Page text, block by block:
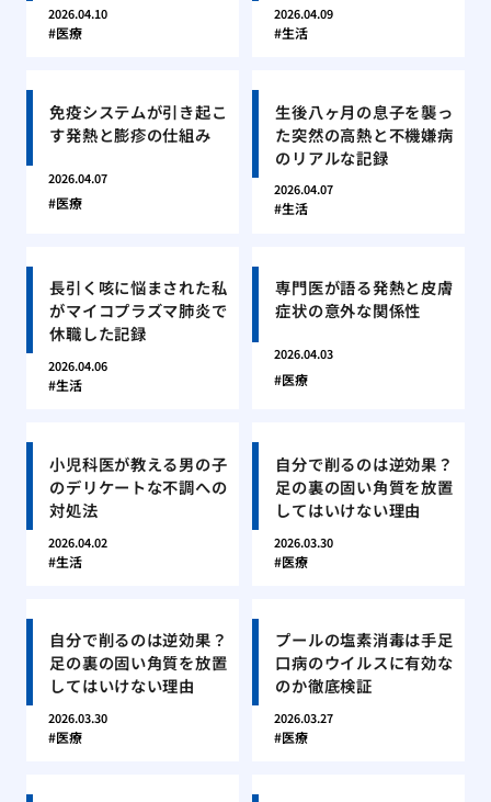
2026.04.10
医療
2026.04.09
生活
免疫システムが引き起こ
す発熱と膨疹の仕組み
2026.04.07
医療
生後八ヶ月の息子を襲っ
た突然の高熱と不機嫌病
のリアルな記録
2026.04.07
生活
長引く咳に悩まされた私
がマイコプラズマ肺炎で
休職した記録
2026.04.06
生活
専門医が語る発熱と皮膚
症状の意外な関係性
2026.04.03
医療
小児科医が教える男の子
のデリケートな不調への
対処法
2026.04.02
生活
自分で削るのは逆効果？
足の裏の固い角質を放置
してはいけない理由
2026.03.30
医療
自分で削るのは逆効果？
足の裏の固い角質を放置
してはいけない理由
2026.03.30
医療
プールの塩素消毒は手足
口病のウイルスに有効な
のか徹底検証
2026.03.27
医療